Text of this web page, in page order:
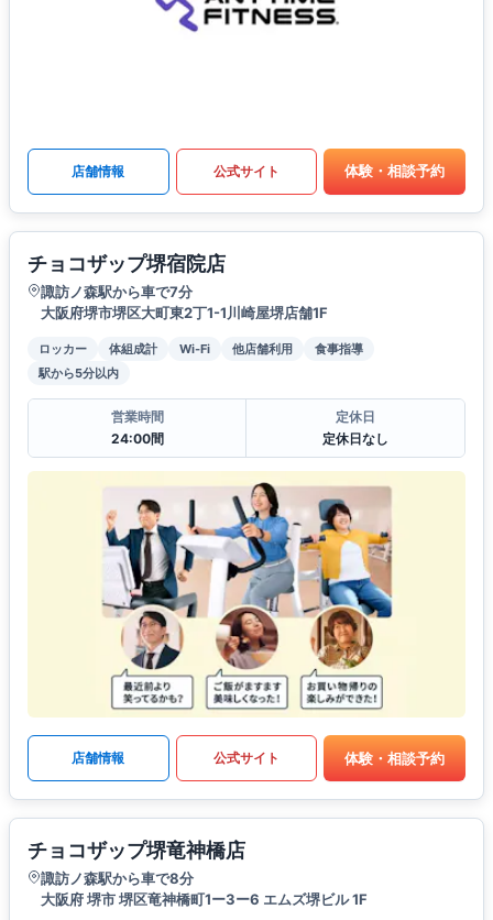
店舗情報 公式サイト 体験・相談予約
チョコザップ堺宿院店
諏訪ノ森駅から車で7分
大阪府堺市堺区大町東2丁1-1川崎屋堺店舗1F
ロッカー 体組成計 Wi-Fi 他店舗利用
食事指導
駅から5分以内
営業時間
24:00間
定休日
定休日なし
店舗情報 公式サイト 体験・相談予約
チョコザップ堺竜神橋店
諏訪ノ森駅から車で8分
大阪府 堺市 堺区竜神橋町1ー3ー6 エムズ堺ビル 1F